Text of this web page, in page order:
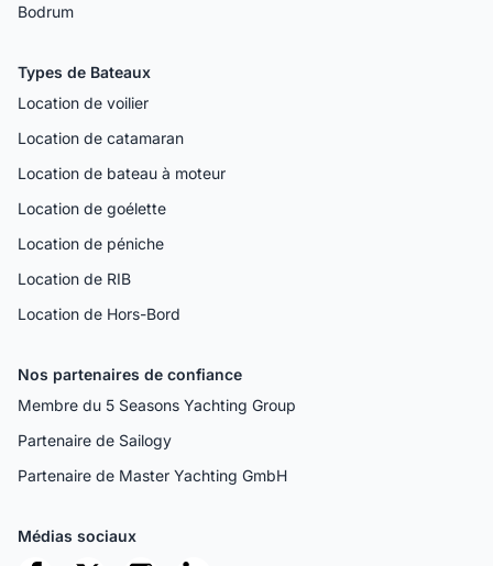
Bodrum
Types de Bateaux
Location de voilier
Location de catamaran
Location de bateau à moteur
Location de goélette
Location de péniche
Location de RIB
Location de Hors-Bord
Nos partenaires de confiance
Membre du 5 Seasons Yachting Group
Partenaire de Sailogy
Partenaire de Master Yachting GmbH
Médias sociaux